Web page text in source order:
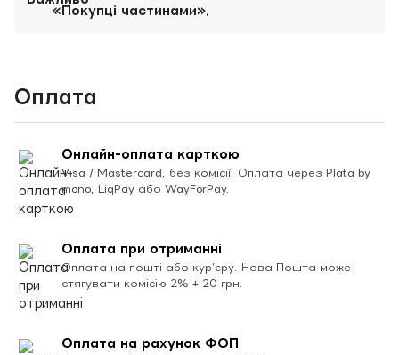
«Покупці частинами».
Оплата
Онлайн-оплата карткою
Visa / Mastercard, без комісії. Оплата через Plata by
mono, LiqPay або WayForPay.
Оплата при отриманні
Оплата на пошті або кур’єру. Нова Пошта може
стягувати комісію 2% + 20 грн.
Оплата на рахунок ФОП